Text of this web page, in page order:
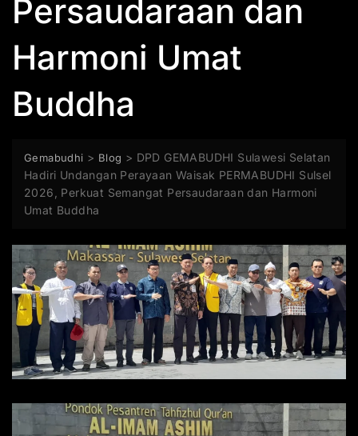
Persaudaraan dan
Harmoni Umat
Buddha
Gemabudhi > Blog > DPD GEMABUDHI Sulawesi Selatan
Hadiri Undangan Perayaan Waisak PERMABUDHI Sulsel
2026, Perkuat Semangat Persaudaraan dan Harmoni
Umat Buddha